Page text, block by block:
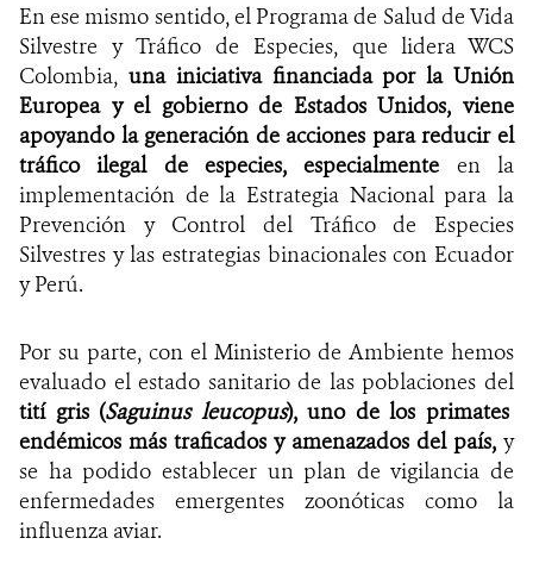
En ese mismo sentido, el Programa de Salud de Vida
Silvestre y Tráfico de Especies, que lidera WCS
Colombia, una iniciativa financiada por la Unión
Europea y el gobierno de Estados Unidos, viene
apoyando la generación de acciones para reducir el
tráfico ilegal de especies, especialmente en la
implementación de la Estrategia Nacional para la
Prevención y Control del Tráfico de Especies
Silvestres y las estrategias binacionales con Ecuador
y Perú.
Por su parte, con el Ministerio de Ambiente hemos
evaluado el estado sanitario de las poblaciones del
tití gris (Saguinus leucopus), uno de los primates
endémicos más traficados y amenazados del país, y
se ha podido establecer un plan de vigilancia de
enfermedades emergentes zoonóticas como la
influenza aviar.